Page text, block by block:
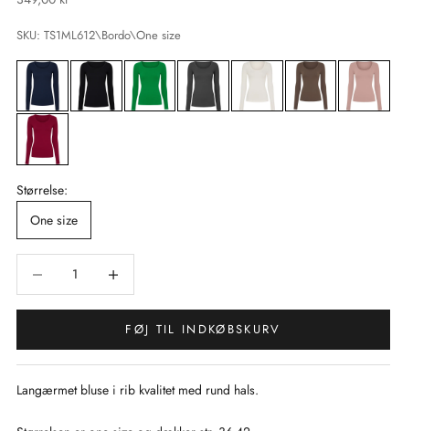
SKU: TS1ML612\Bordo\One size
Størrelse:
One size
FØJ TIL INDKØBSKURV
Langærmet bluse i rib kvalitet med rund hals.